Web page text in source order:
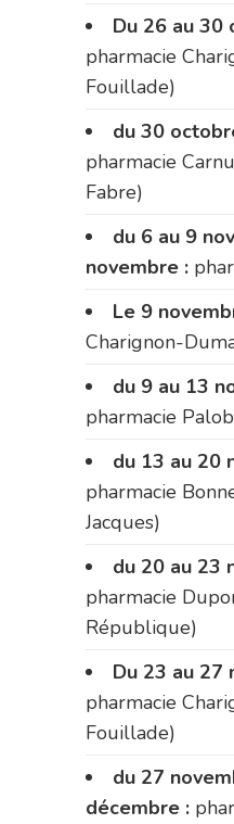
Du 26 au 30
pharmacie
Fouillade)
du 30
pharmacie
Fabre)
du 6 au 9
novembre :
Le 9
Charignon-
du 9 au 13
pharmacie
du 13 au 20
pharmacie
Jacques)
du 20 au 23
pharmacie
République)
Du 23 au 27
pharmacie
Fouillade)
du 27
décembre :